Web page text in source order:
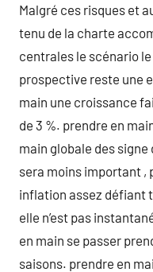
Malgré ces risques et
tenu de la charte
centrales le scénario
prospective reste une
main une croissance
de 3 %. prendre en
main globale des
sera moins important ,
inflation assez défiant
elle n’est pas
en main se passer
saisons. prendre en